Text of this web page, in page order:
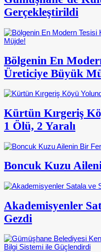
Gerçekleştirildi
Bölgenin En
Üreticiye Büyük
Kürtün Kırgeriş
1 Ölü, 2 Yaralı
Boncuk Kuzu
Akademisyenler
Gezdi